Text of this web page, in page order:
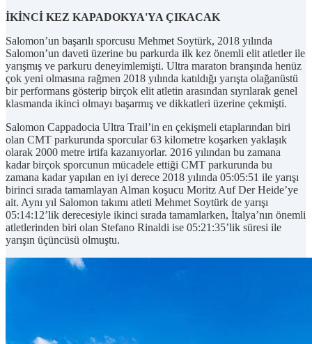
İKİNCİ KEZ KAPADOKYA'YA ÇIKACAK
Salomon’un başarılı sporcusu Mehmet Soytürk, 2018 yılında
Salomon’un daveti üzerine bu parkurda ilk kez önemli elit atletler ile
yarışmış ve parkuru deneyimlemişti. Ultra maraton branşında henüz
çok yeni olmasına rağmen 2018 yılında katıldığı yarışta olağanüstü
bir performans gösterip birçok elit atletin arasından sıyrılarak genel
klasmanda ikinci olmayı başarmış ve dikkatleri üzerine çekmişti.
Salomon Cappadocia Ultra Trail’in en çekişmeli etaplarından biri
olan CMT parkurunda sporcular 63 kilometre koşarken yaklaşık
olarak 2000 metre irtifa kazanıyorlar. 2016 yılından bu zamana
kadar birçok sporcunun mücadele ettiği CMT parkurunda bu
zamana kadar yapılan en iyi derece 2018 yılında 05:05:51 ile yarışı
birinci sırada tamamlayan Alman koşucu Moritz Auf Der Heide’ye
ait. Aynı yıl Salomon takımı atleti Mehmet Soytürk de yarışı
05:14:12’lik derecesiyle ikinci sırada tamamlarken, İtalya’nın önemli
atletlerinden biri olan Stefano Rinaldi ise 05:21:35’lik süresi ile
yarışın üçüncüsü olmuştu.